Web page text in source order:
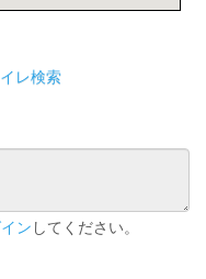
レ検索
ン してください。